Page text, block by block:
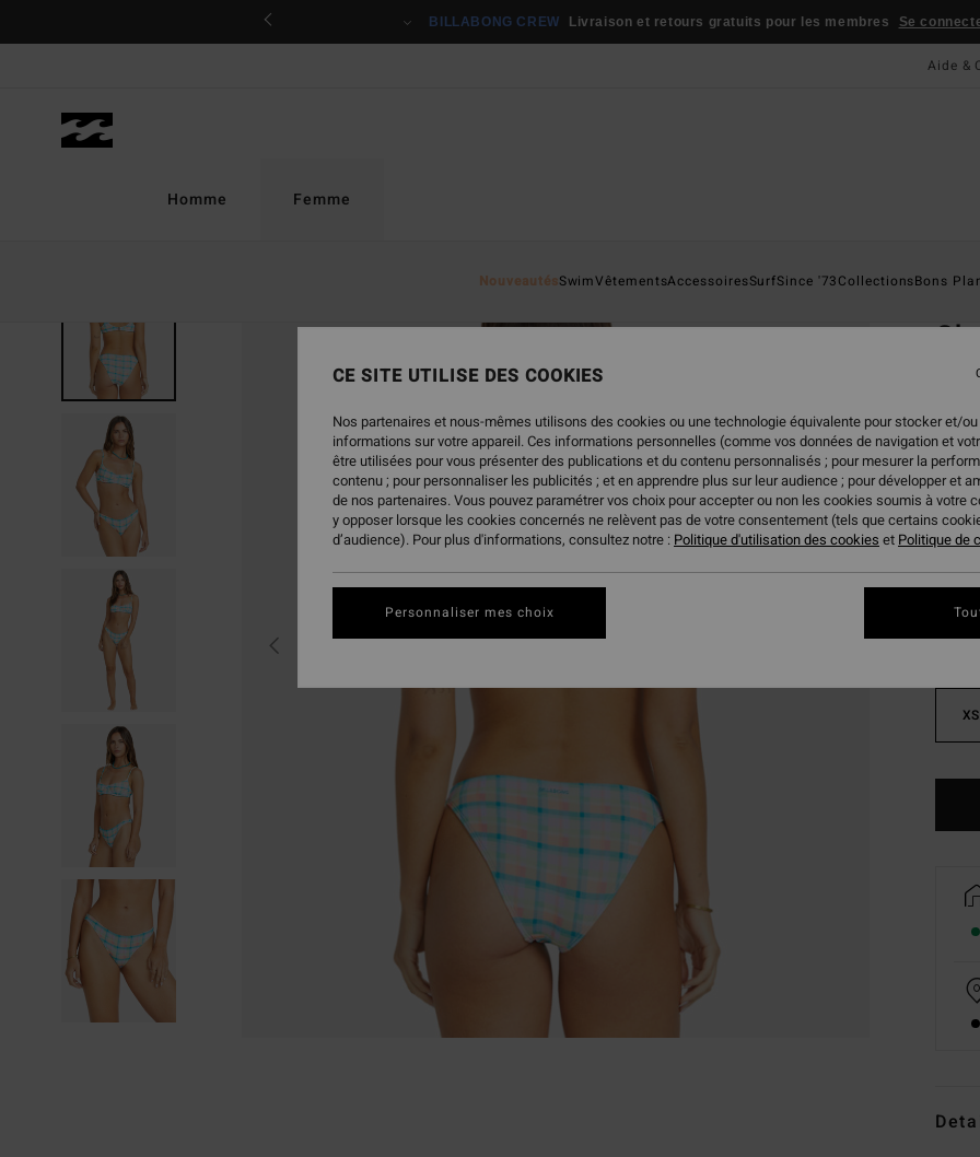
BILLABONG CREW Livraison et retours gratuits pour les membres Se
Aide &
Homme Femme
NouveautésSwimVêtementsAccessoiresSurfSince '73CollectionsBons
Bas
39,95
BONS
XS
CE SITE UTILISE DES COOKIES
Nos partenaires et nous-mêmes utilisons des cookies ou une technologie équivalente pour stocker et/
informations sur votre appareil. Ces informations personnelles (comme vos données de navigation et
être utilisées pour vous présenter des publications et du contenu personnalisés ; pour mesurer la
contenu ; pour personnaliser les publicités ; et en apprendre plus sur leur audience ; pour développer et
de nos partenaires. Vous pouvez paramétrer vos choix pour accepter ou non les cookies soumis à votre
y opposer lorsque les cookies concernés ne relèvent pas de votre consentement (tels que certains
d’audience). Pour plus d'informations, consultez notre : Politique d'utilisation des cookies et Politique de
Personnaliser mes choix